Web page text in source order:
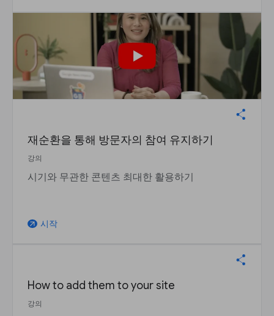
재순환을 통해 방문자의 참여 유지하기
강의
시기와 무관한 콘텐츠 최대한 활용하기
arrow_outward 시작
How to add them to your site
강의